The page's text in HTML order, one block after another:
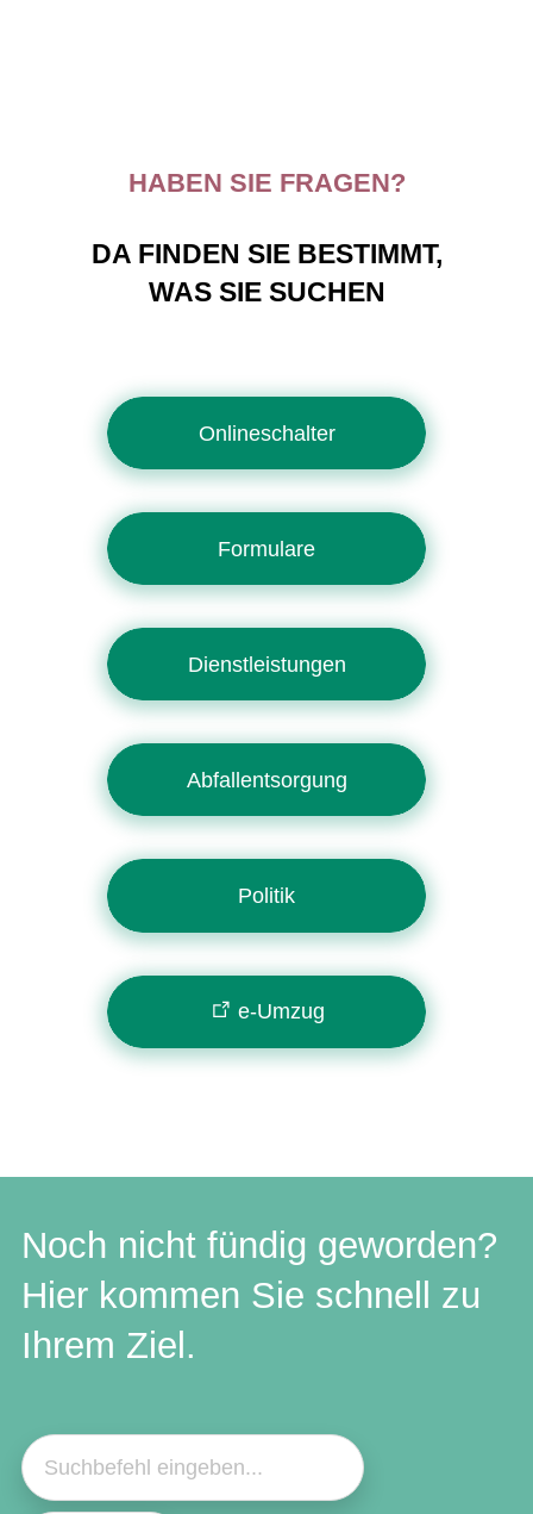
HABEN SIE FRAGEN?
DA FINDEN SIE BESTIMMT,
WAS SIE SUCHEN
Onlineschalter
Formulare
Dienstleistungen
Abfallentsorgung
Politik
e-Umzug
Noch nicht fündig geworden?
Hier kommen Sie schnell zu
Ihrem Ziel.